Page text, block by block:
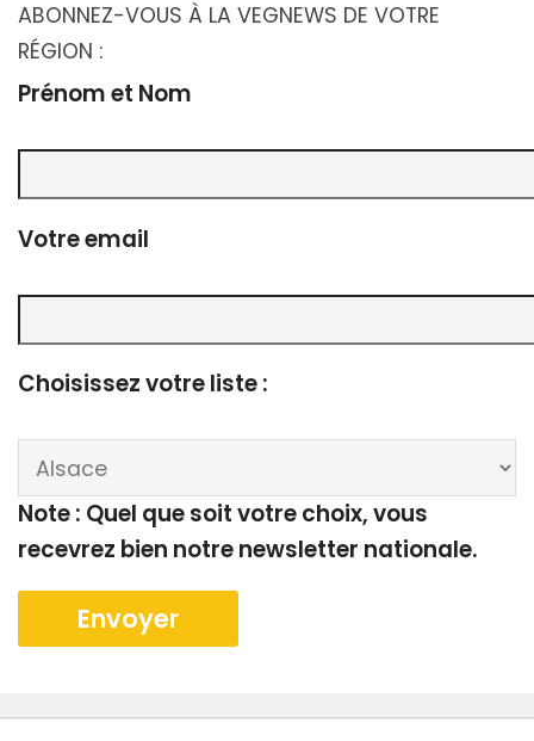
ABONNEZ-VOUS À LA VEGNEWS DE VOTRE
RÉGION :
Prénom et Nom
Votre email
Choisissez votre liste :
Note : Quel que soit votre choix, vous
recevrez bien notre newsletter nationale.